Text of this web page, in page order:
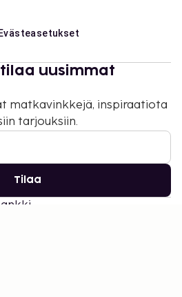
uusimmat
matkavinkkejä, inspiraatiota
tarjouksiin.
Tilaa